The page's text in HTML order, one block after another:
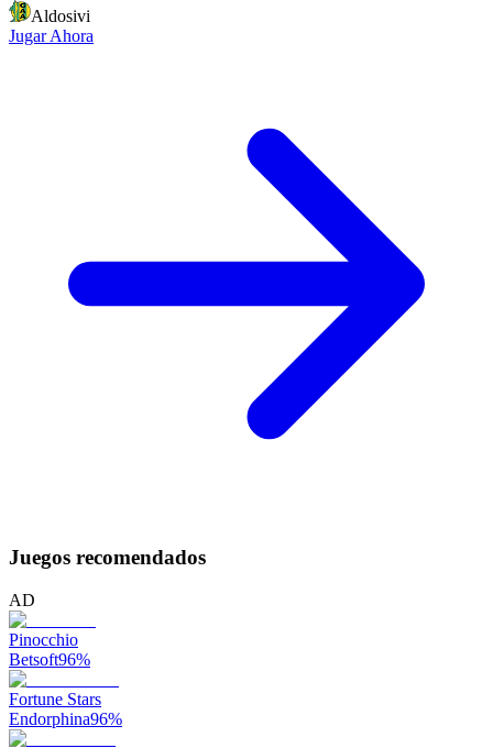
Aldosivi
Jugar Ahora
Juegos recomendados
AD
Pinocchio
Betsoft96%
Fortune Stars
Endorphina96%